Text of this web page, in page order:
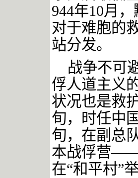
944年10月
对于难胞的
站分发。
战争不可
俘人道主义
状况也是救
旬，时任中
旬，在副总
本战俘营
在“和平村”